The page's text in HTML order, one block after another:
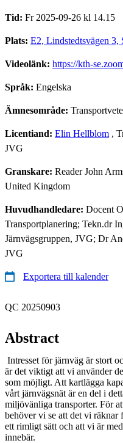
Tid: Fr 2025-09-26 kl 14.15
Plats: E2, Lindstedtsvägen 3,
Videolänk: https://kth-
Språk: Engelska
Ämnesområde:
Licentiand: Elin Hellblom ,
JVG
Granskare: Reader John
United Kingdom
Huvudhandledare: Docent
Transportplanering; Tekn.dr
Järnvägsgruppen, JVG; Dr
JVG
Exportera till kalender
QC 20250903
Abstract
Intresset för järnväg är stort
är det viktigt att vi använder
som möjligt. Att kartlägga
vårt järnvägsnät är en del i
miljövänliga transporter. För
behöver vi se att det vi räknar
ett rimligt sätt och att vi är
innebär.